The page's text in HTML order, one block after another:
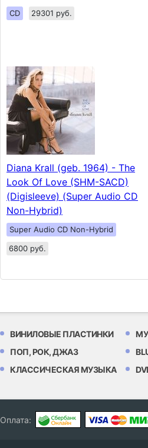
CD 29301 руб.
Diana Krall (geb. 1964) - The
Look Of Love (SHM-SACD)
(Digisleeve) (Super Audio CD
Non-Hybrid)
Super Audio CD Non-Hybrid
6800 руб.
ВИНИЛОВЫЕ ПЛАСТИНКИ
ПОП, РОК, ДЖАЗ
КЛАССИЧЕСКАЯ МУЗЫКА
Оплата: